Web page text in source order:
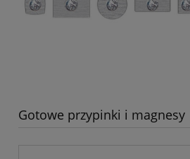
Gotowe przypinki i magnesy